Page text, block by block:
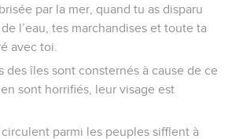
par la mer, quand tu as disparu
l’eau, tes marchandises et toute ta
avec toi.
des îles sont consternés à cause de ce
sont horrifiés, leur visage est
parmi les peuples sifflent à